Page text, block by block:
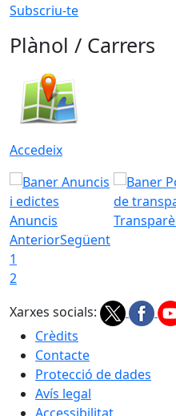
Subscriu-te
Plànol / Carrers
Accedeix
Anuncis
AnteriorSegüent
1
2
Xarxes socials:
Crèdits
Contacte
Protecció de dades
Avís legal